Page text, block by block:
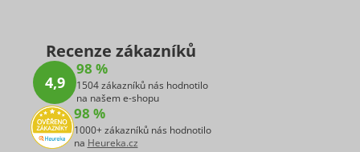
Recenze zákazníků
4,9
98 %
1504 zákazníků nás hodnotilo
na našem e-shopu
98 %
1000+ zákazníků nás hodnotilo
na Heureka.cz